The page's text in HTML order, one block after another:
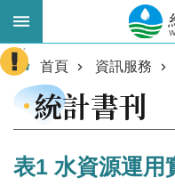
跳到主要內容區塊
進
階
搜
:::
首頁 資訊服務
統計書刊
表1 水資源運